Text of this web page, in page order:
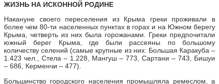
ЖИЗНЬ НА ИСКОННОЙ РОДИНЕ
Накануне своего переселения из Крыма греки проживали в
более чем 80-ти населенных пунктах в горах и на Южном берегу
Крыма, четверть из них была горожанами. Греки предпочитали
южный берег Крыма, где были рассеяны по большому
количеству селений (самые крупные из них: Большая Каракуба –
1.423 чел., Стела – 1.228, Мангуш – 773, Сартани – 743, Бишуи
– 686, Керменчи – 477).
Большинство городского населения промышляла ремеслом, а